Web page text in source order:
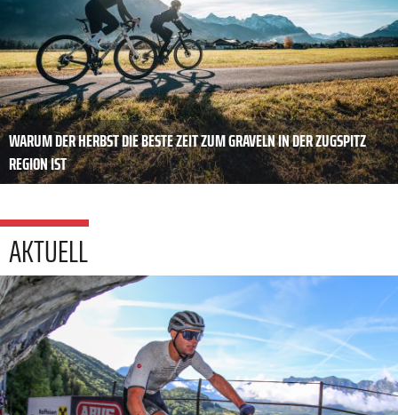
WARUM DER HERBST DIE BESTE ZEIT ZUM GRAVELN IN DER ZUGSPITZ
REGION IST
AKTUELL